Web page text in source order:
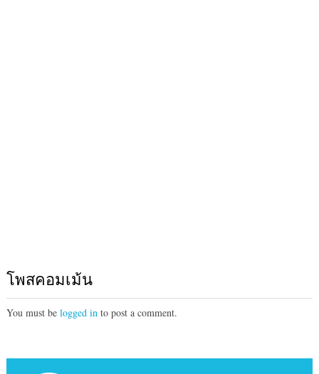
โพสคอมเม้น
You must be logged into post a comment.